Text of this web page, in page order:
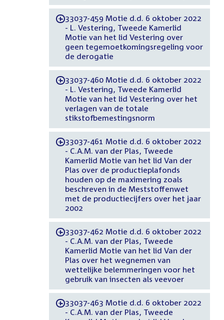
-33037-459 Motie d.d. 6 oktober 2022
- L. Vestering, Tweede Kamerlid
Motie van het lid Vestering over
geen tegemoetkomingsregeling voor
de derogatie
-33037-460 Motie d.d. 6 oktober 2022
- L. Vestering, Tweede Kamerlid
Motie van het lid Vestering over het
verlagen van de totale
stikstofbemestingsnorm
-33037-461 Motie d.d. 6 oktober 2022
- C.A.M. van der Plas, Tweede
Kamerlid Motie van het lid Van der
Plas over de productieplafonds
houden op de maximering zoals
beschreven in de Meststoffenwet
met de productiecijfers over het jaar
2002
-33037-462 Motie d.d. 6 oktober 2022
- C.A.M. van der Plas, Tweede
Kamerlid Motie van het lid Van der
Plas over het wegnemen van
wettelijke belemmeringen voor het
gebruik van insecten als veevoer
-33037-463 Motie d.d. 6 oktober 2022
- C.A.M. van der Plas, Tweede